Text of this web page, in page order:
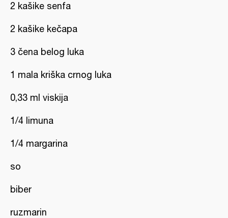
2 kašike senfa
2 kašike kečapa
3 čena belog luka
1 mala kriška crnog luka
0,33 ml viskija
1/4 limuna
1/4 margarina
so
biber
ruzmarin